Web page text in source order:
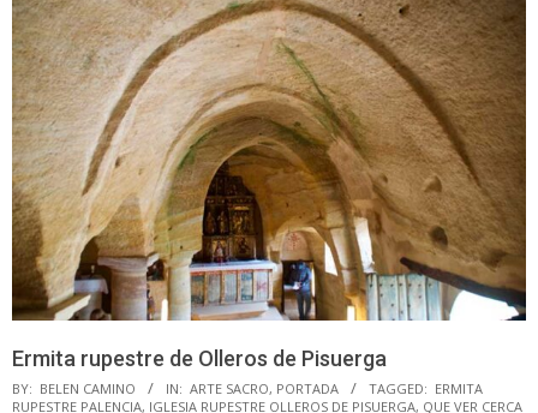
Ermita rupestre de Olleros de Pisuerga
BY: BELEN CAMINO IN: ARTE SACRO, PORTADA TAGGED: ERMITA
RUPESTRE PALENCIA, IGLESIA RUPESTRE OLLEROS DE PISUERGA, QUE VER CERCA